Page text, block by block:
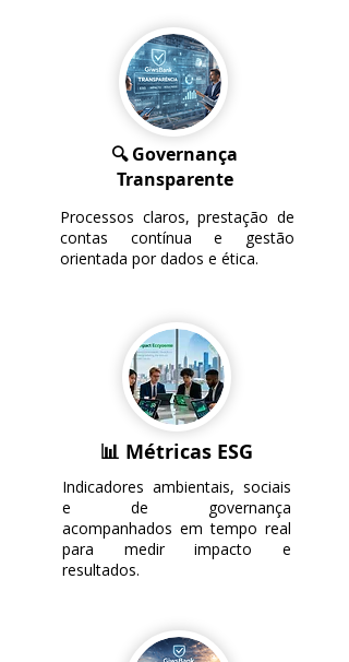
🔍 Governança
Transparente
Processos claros, prestação de
contas contínua e gestão
orientada por dados e ética.
📊 Métricas ESG
Indicadores ambientais, sociais
e de governança
acompanhados em tempo real
para medir impacto e
resultados.